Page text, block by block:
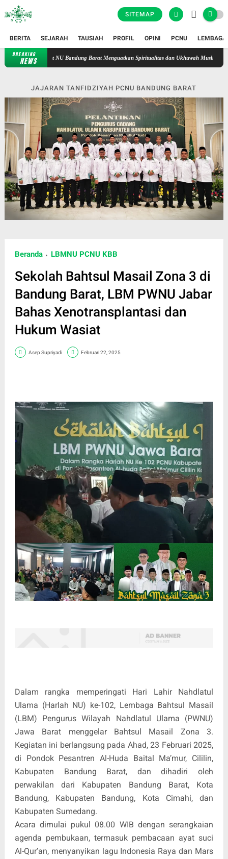
SITEMAP
BERITA SEJARAH TAUSIAH PROFIL OPINI PCNU LEMBAGA
BREAKING
NEWS Istiqamah di Tengah Kesibukan: Safari Syahrihan Fatayat NU
JAJARAN TANFIDZIYAH PCNU BANDUNG BARAT
Beranda LBMNU PCNU KBB
Sekolah Bahtsul Masail Zona 3 di
Bandung Barat, LBM PWNU Jabar
Bahas Xenotransplantasi dan
Hukum Wasiat
Asep Supriyadi Februari 22, 2025
Dalam rangka memperingati Hari Lahir Nahdlatul
Ulama (Harlah NU) ke-102, Lembaga Bahtsul Masail
(LBM) Pengurus Wilayah Nahdlatul Ulama (PWNU)
Jawa Barat menggelar Bahtsul Masail Zona 3.
Kegiatan ini berlangsung pada Ahad, 23 Februari 2025,
di Pondok Pesantren Al-Huda Baital Ma’mur, Cililin,
Kabupaten Bandung Barat, dan dihadiri oleh
perwakilan dari Kabupaten Bandung Barat, Kota
Bandung, Kabupaten Bandung, Kota Cimahi, dan
Kabupaten Sumedang.
Acara dimulai pukul 08.00 WIB dengan serangkaian
agenda pembukaan, termasuk pembacaan ayat suci
Al-Qur’an, menyanyikan lagu Indonesia Raya dan Mars